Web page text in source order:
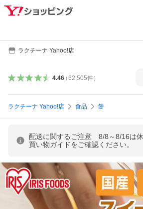
ラクチーナ Yahoo!店
4.46（62,505件）
ラクチーナ Yahoo!店 食品 餅
配送に関するご注意 8/8～8/16は
買い物ガイドをご確認ください。